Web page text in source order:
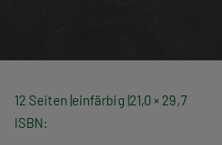
12 Seiten einfärbig 21,0 × 29,7
ISBN